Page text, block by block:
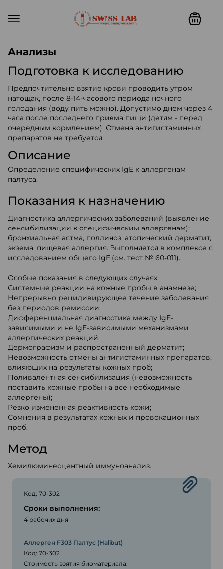
Анализы
Подготовка к исследованию
Предпочтительно взятие крови проводить утром
натощак, после 8-14-часового периода ночного
голодания (воду пить можно). Допустимо днем через 4
часа после последнего приема пищи (детям - перед
очередным кормлением). Отмена антигистаминных
препаратов не требуется.
Описание
Определение специфических IgE к аллергенам
палтуса.
Показания к назначению
Диагностика аллергических заболеваний (выявление
сенсибилизации к специфическим аллергенам):
бронхиальная астма, поллиноз, атопический дерматит,
экзема, пищевая аллергия. Выполняется в комплексе с
исследованием общего IgE (см. тест № 60-011).
Особые показания в следующих случаях:
Системные реакции на кожные пробы в анамнезе;
Непрерывно рецидивирующее течение заболевания
без периодов ремиссии;
Дифференциальная диагностика между IgE-
зависимыми и не IgE-зависимыми механизмами
аллергических реакций;
Дермографизм и распространенный дерматит;
Невозможность отмены антигистаминных препаратов,
влияющих на результаты кожных проб;
Поливалентная сенсибилизация (невозможность
поставить кожные пробы на все необходимые
аллергены);
Резко измененная реактивность кожи;
Сомнения в результатах кожных и провокационных
проб.
Метод
Хемилюминесцентный иммуноанализ.
Код: 70-302
Сроки выполнения:
4 рабочих дня
Аллерген F303 Палтус (Halibut)
Код: 70-302
Стоимость взятия биоматериала: